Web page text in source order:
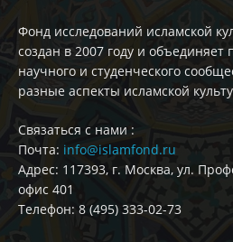
Фонд исследований исламской
создан в 2007 году и объединяет
научного и студенческого
разные аспекты исламской
Cвязаться с нами :
Почта: info@islamfond.ru
Адрес: 117393, г. Москва, ул.
офис 401
Телефон: 8 (495) 333-02-73